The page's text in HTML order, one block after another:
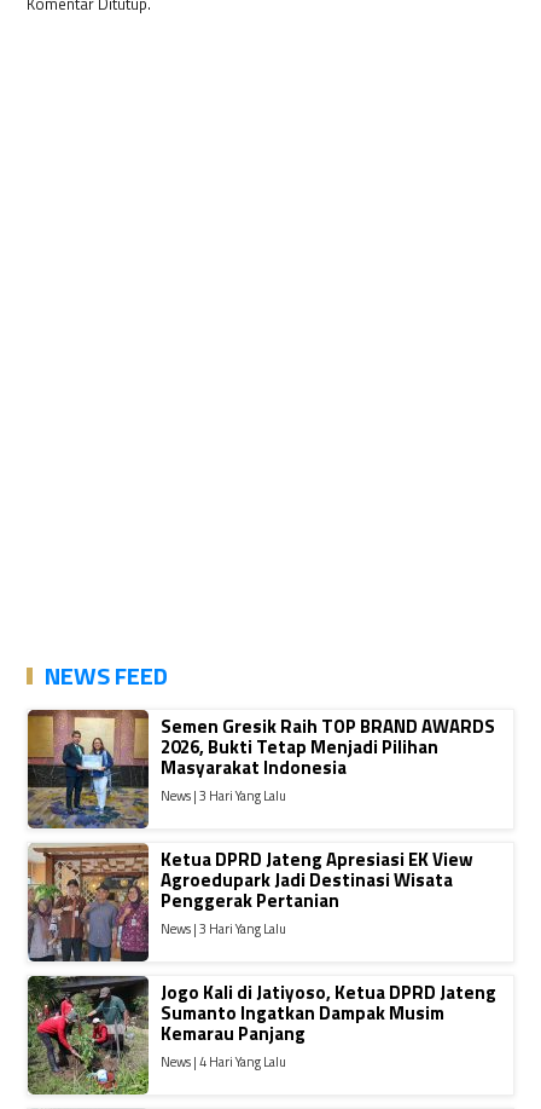
NEWS FEED
Semen Gresik Raih TOP BRAND AWARDS
2026, Bukti Tetap Menjadi Pilihan
Masyarakat Indonesia
News | 3 Hari Yang Lalu
Ketua DPRD Jateng Apresiasi EK View
Agroedupark Jadi Destinasi Wisata
Penggerak Pertanian
News | 3 Hari Yang Lalu
Jogo Kali di Jatiyoso, Ketua DPRD Jateng
Sumanto Ingatkan Dampak Musim
Kemarau Panjang
News | 4 Hari Yang Lalu